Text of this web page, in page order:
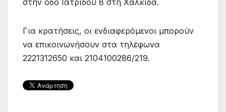
στην οδό Ιατρίδου 8 στη Χαλκίδα.
Για κρατήσεις, οι ενδιαφερόμενοι μπορούν
να επικοινωνήσουν στα τηλέφωνα
2221312650 και 2104100286/219.